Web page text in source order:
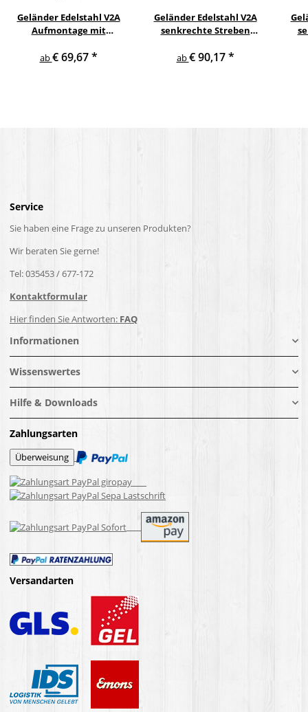
Geländer Edelstahl V2A
Aufmontage mit
Querstreben
ab€ 69,67*
Geländer Edelstahl V2A
senkrechte Streben
ab€ 90,17*
Service
Sie haben eine Frage zu unseren Produkten?
Wir beraten Sie gerne!
Tel: 035453 / 677-172
Kontaktformular
Hier finden Sie Antworten: FAQ
Informationen
Wissenswertes
Hilfe & Downloads
Zahlungsarten
Versandarten